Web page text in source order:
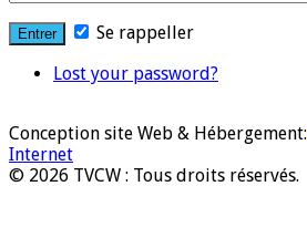
Se rappeller
Lost your password?
Conception site Web & Hébergement:
Internet
© 2026 TVCW : Tous droits réservés.